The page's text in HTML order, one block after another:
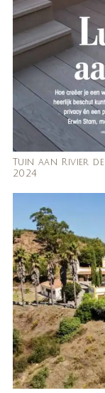
Tuin aan Rivier
2024